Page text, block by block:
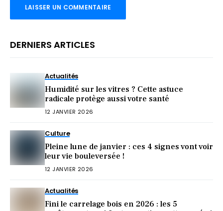
DERNIERS ARTICLES
Actualités
Humidité sur les vitres ? Cette astuce
radicale protège aussi votre santé
12 JANVIER 2026
Culture
Pleine lune de janvier : ces 4 signes vont voir
leur vie bouleversée !
12 JANVIER 2026
Actualités
Fini le carrelage bois en 2026 : les 5